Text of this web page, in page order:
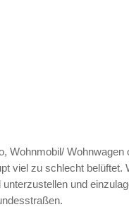
Wohnmobil/ Wohnwagen
viel zu schlecht belüftet.
und